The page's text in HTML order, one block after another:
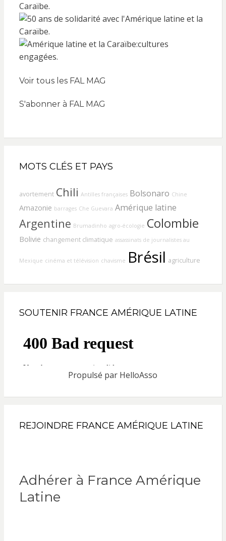
Voir tous les FAL MAG
S'abonner à FAL MAG
MOTS CLÉS ET PAYS
avortement Chili Antilles françaises Bolsonaro Chine
Amazonie barrages Che Guevara Amérique latine
Argentine Brumadinho agro-écologie Colombie
Bolivie changement climatique assassinats de journalistes au
Mexique cinéma et télévision chavisme Brésil agriculture
SOUTENIR FRANCE AMÉRIQUE LATINE
Propulsé par HelloAsso
REJOINDRE FRANCE AMÉRIQUE LATINE
Adhérer à France Amérique
Latine